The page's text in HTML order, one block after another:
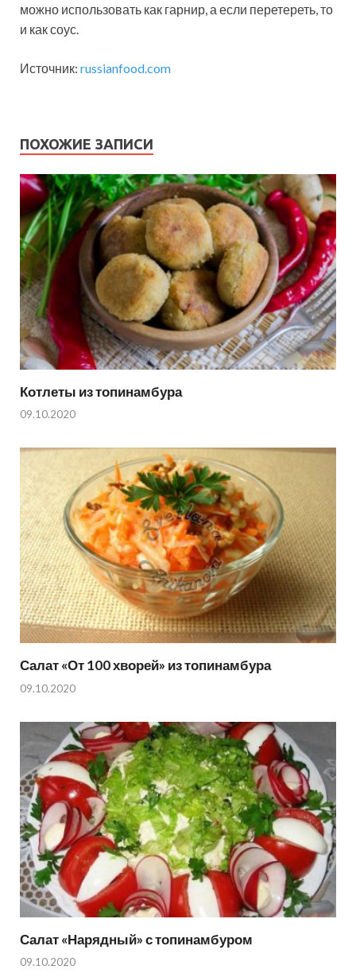
можно использовать как гарнир, а если перетереть, то
и как соус.
Источник: russianfood.com
ПОХОЖИЕ ЗАПИСИ
Котлеты из топинамбура
09.10.2020
Салат «От 100 хворей» из топинамбура
09.10.2020
Салат «Нарядный» с топинамбуром
09.10.2020